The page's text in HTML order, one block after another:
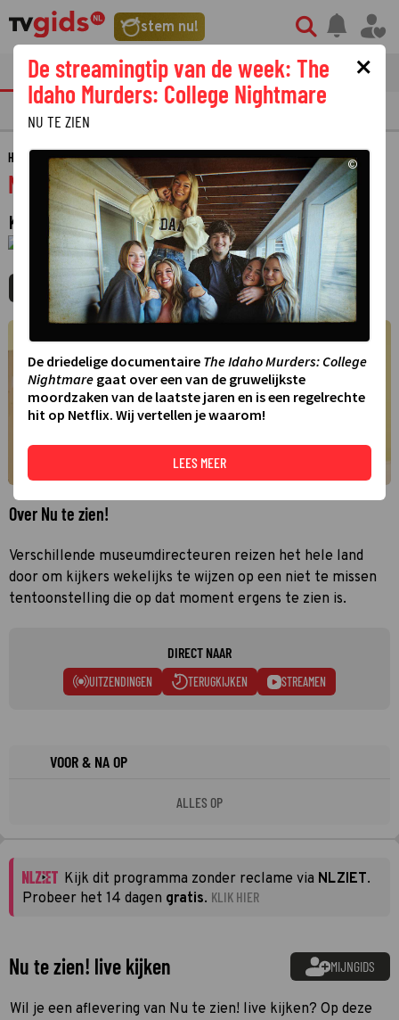
stem nu!
tvgids streaming nieuws
PRIMETIME GEMIST
HOME GIDS NU TE ZIEN!
Nu te zien!
KUNSTPROGRAMMA
1 JANUARI 1970 01:00 - 01:00
MIJNGIDS AGENDA DELEN
Over Nu te zien!
Verschillende museumdirecteuren reizen het hele land
door om kijkers wekelijks te wijzen op een niet te missen
tentoonstelling die op dat moment ergens te zien is.
DIRECT NAAR
UITZENDINGEN TERUGKIJKEN STREAMEN
VOOR & NA OP
ALLES OP
Kijk dit programma zonder reclame via NLZIET.
Probeer het 14 dagen gratis. KLIK HIER
Nu te zien! live kijken MIJNGIDS
Wil je een aflevering van Nu te zien! live kijken? Op deze
×
De streamingtip van de week: The
Idaho Murders: College Nightmare
NU TE ZIEN
©
De driedelige documentaire The Idaho Murders: College
Nightmare gaat over een van de gruwelijkste
moordzaken van de laatste jaren en is een regelrechte
hit op Netflix. Wij vertellen je waarom!
LEES MEER